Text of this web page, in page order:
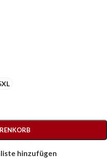
hinzufügen